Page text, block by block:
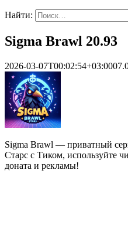
Найти:
Sigma Brawl 20.93
2026-03-07T00:02:54+03:00
Sigma Brawl — приватный
Старс с Тиком, используйте
доната и рекламы!